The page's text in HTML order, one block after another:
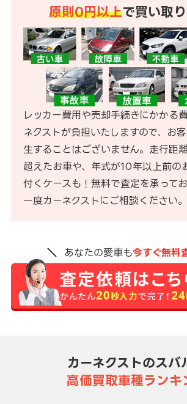
原則0円以上で買い取り
レッカー費用や売却手続きにかかる
ネクストが負担いたしますので、お
生することはございません。走行距
超えたお車や、年式が10年以上前の
付くケースも！無料で査定を承ってお
一度カーネクストにご相談ください。
あなたの愛車も今すぐ無料
カーネクストのスバ
高価買取車種ランキ